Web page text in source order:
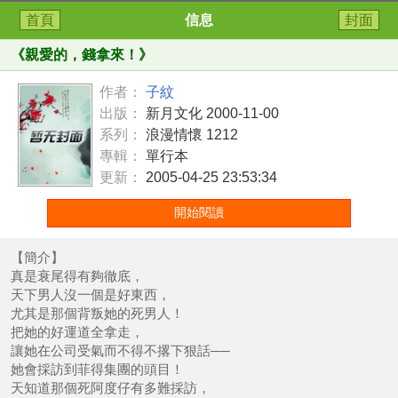
首頁 信息 封面
《親愛的，錢拿來！ 》
作者：
子紋
出版：
新月文化 2000-11-00
系列：
浪漫情懷 1212
專輯：
單行本
更新：
2005-04-25 23:53:34
開始閱讀
【簡介】
真是衰尾得有夠徹底，
天下男人沒一個是好東西，
尤其是那個背叛她的死男人！
把她的好運道全拿走，
讓她在公司受氣而不得不撂下狠話──
她會採訪到菲得集團的頭目！
天知道那個死阿度仔有多難採訪，